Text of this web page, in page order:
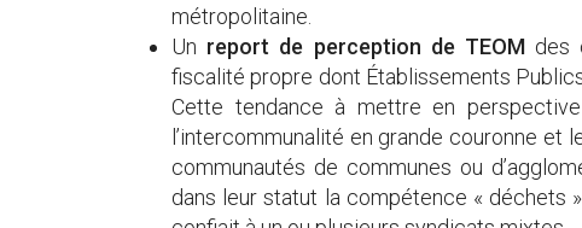
métropolitaine.
Un report de perception de TEOM des
fiscalité propre dont Établissements
Cette tendance à mettre en
l’intercommunalité en grande couronne et
communautés de communes ou
dans leur statut la compétence « déchets